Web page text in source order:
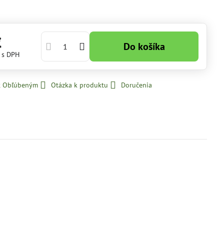
s DPH
Do košíka
Obľúbeným Otázka k produktu Doručenia